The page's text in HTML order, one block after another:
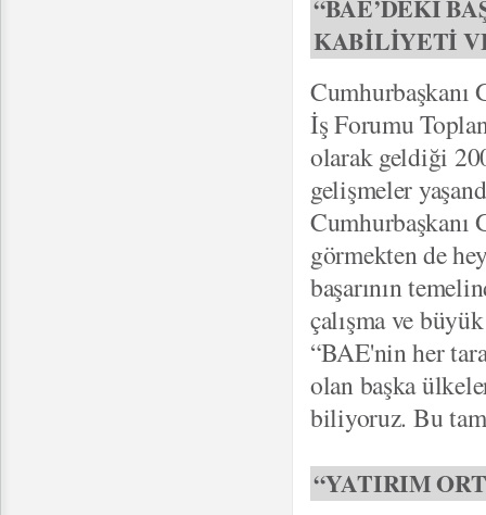
“BAE’DEKİ
KABİLİYETİ
Cumhurbaşkanı
İş Forumu
olarak geldiği
gelişmeler
Cumhurbaşkanı
görmekten de
başarının
çalışma ve
“BAE'nin her
olan başka
biliyoruz. Bu
“YATIRIM